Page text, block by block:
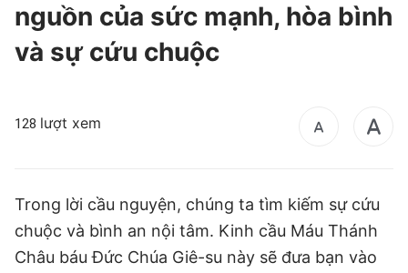
nguồn của sức mạnh, hòa bình
và sự cứu chuộc
128 lượt xem
Trong lời cầu nguyện, chúng ta tìm kiếm sự cứu
chuộc và bình an nội tâm. Kinh cầu Máu Thánh
Châu báu Đức Chúa Giê-su này sẽ đưa bạn vào